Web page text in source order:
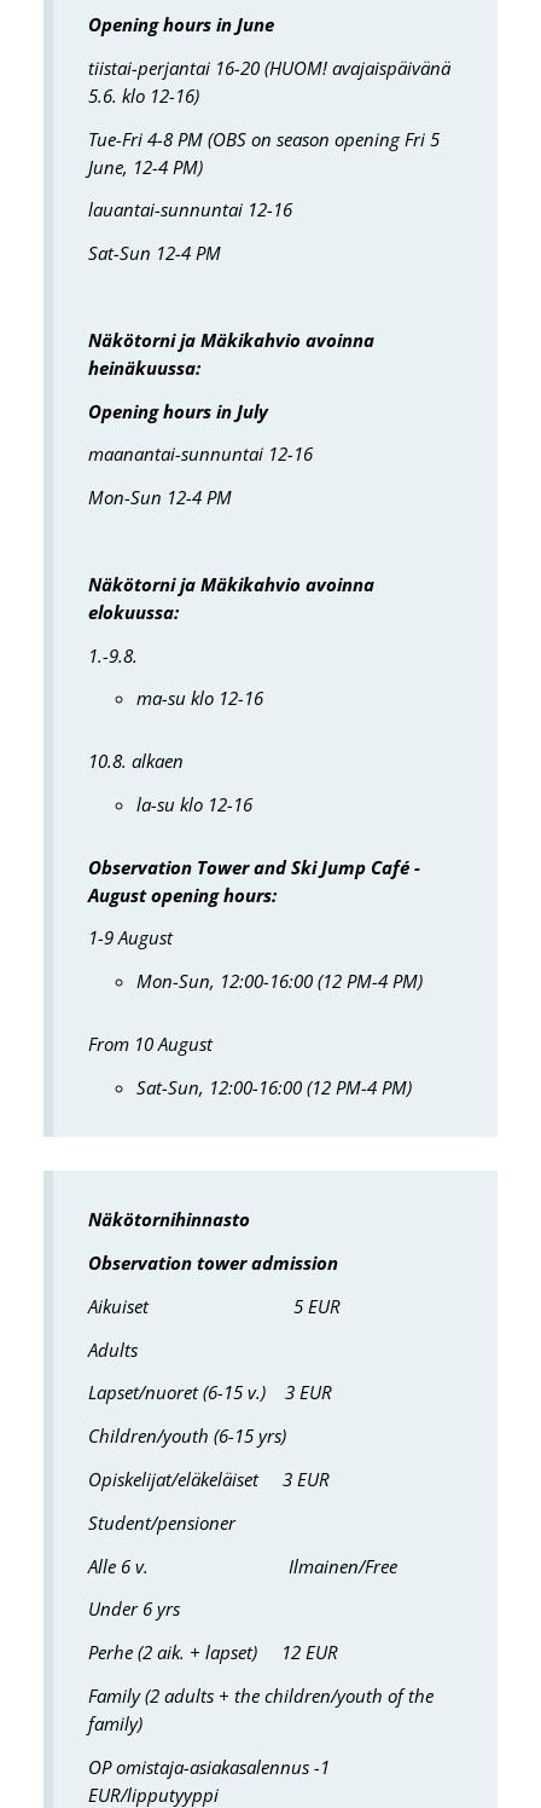
Opening hours in June
tiistai-perjantai 16-20 (HUOM! avajaispäivänä
5.6. klo 12-16)
Tue-Fri 4-8 PM (OBS on season opening Fri 5
June, 12-4 PM)
lauantai-sunnuntai 12-16
Sat-Sun 12-4 PM
Näkötorni ja Mäkikahvio avoinna
heinäkuussa:
Opening hours in July
maanantai-sunnuntai 12-16
Mon-Sun 12-4 PM
Näkötorni ja Mäkikahvio avoinna
elokuussa:
1.-9.8.
ma-su klo 12-16
10.8. alkaen
la-su klo 12-16
Observation Tower and Ski Jump Café -
August opening hours:
1-9 August
Mon-Sun, 12:00-16:00 (12 PM-4 PM)
From 10 August
Sat-Sun, 12:00-16:00 (12 PM-4 PM)
Näkötornihinnasto
Observation tower admission
Aikuiset 5 EUR
Adults
Lapset/nuoret (6-15 v.) 3 EUR
Children/youth (6-15 yrs)
Opiskelijat/eläkeläiset 3 EUR
Student/pensioner
Alle 6 v. Ilmainen/Free
Under 6 yrs
Perhe (2 aik. + lapset) 12 EUR
Family (2 adults + the children/youth of the
family)
OP omistaja-asiakasalennus -1
EUR/lipputyyppi